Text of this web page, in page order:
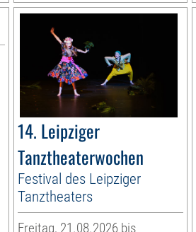
14. Leipziger
Tanztheaterwochen
Festival des Leipziger
Tanztheaters
Freitag, 21.08.2026 bis